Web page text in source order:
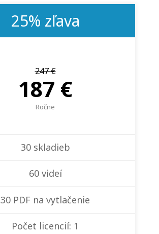
25% zľava
247 €
187 €
Ročne
30 skladieb
60 videí
30 PDF na vytlačenie
Počet licencií: 1